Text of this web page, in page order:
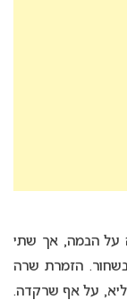
על הבמה, אך שתי
בשחור. הזמרת שרה
על אף שרקדה.